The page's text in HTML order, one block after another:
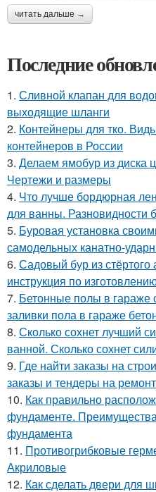
читать дальше →
Последние
1. Сливной клапан для
выходящие шланги
2. Контейнеры для тко.
контейнеров в России
3. Делаем ямобур из диска
Чертежи и размеры
4. Что лучше бордюрная
для ванны. Разновидности
5. Буровая установка
самодельных канатно-
6. Садовый бур из
инструкция по
7. Бетонные полы в гараже
заливки пола в гараже
8. Сколько сохнет лучший
ванной. Сколько сохнет
9. Где найти заказы на
заказы и тендеры на
10. Как правильно
фундаменте. Преимущества
фундамента
11. Противогрибковые
Акриловые
12. Как сделать двери для